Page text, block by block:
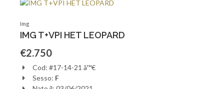
Img
IMG T+VPI HET LEOPARD
€2.750
Cod: #17-14-21 â™€
Sesso: F